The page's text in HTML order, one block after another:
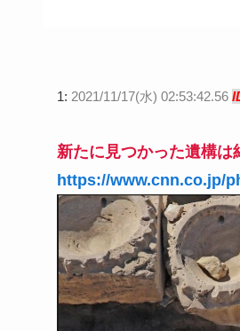
1: 2021/11/17(水) 02:53:42.56
新たに見つかった遺構
https://www.cnn.co.jp/